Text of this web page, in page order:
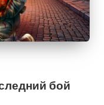
бой